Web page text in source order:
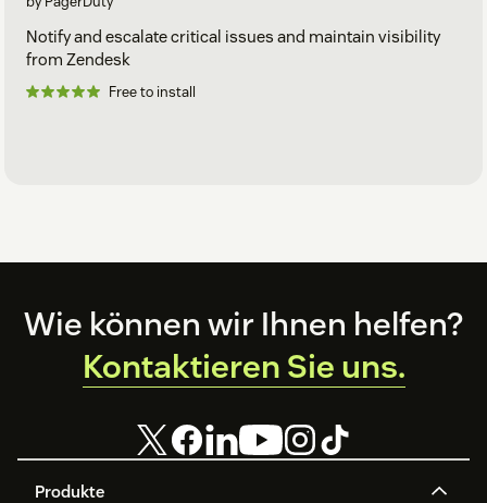
Notify and escalate critical issues and maintain visibility
from Zendesk
Free to install
Footer
Produkte
Wie können wir Ihnen helfen?
Kontaktieren Sie uns.